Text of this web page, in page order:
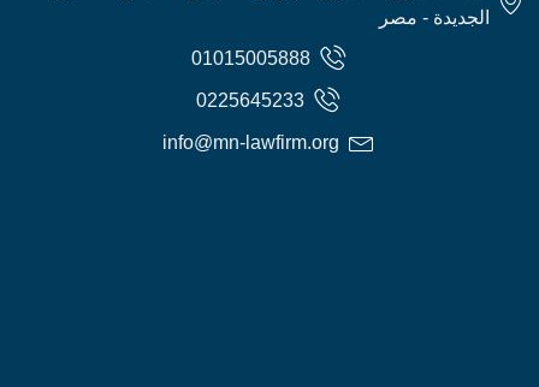
الجديدة - مصر
01015005888
0225645233
info@mn-lawfirm.org